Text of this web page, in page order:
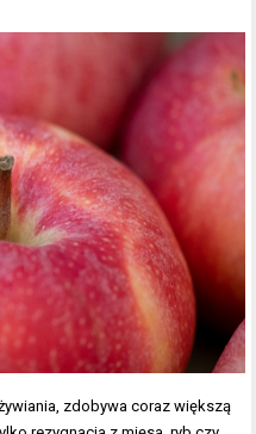
zdobywa coraz większą